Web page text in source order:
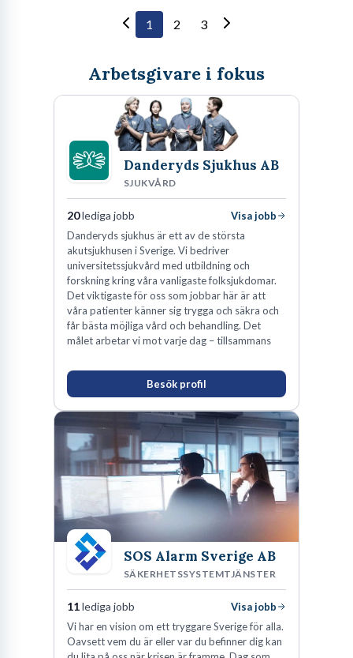
1 2 3
Arbetsgivare i fokus
Danderyds Sjukhus AB
SJUKVÅRD
20lediga jobb
Visa jobb
Danderyds sjukhus är ett av de största
akutsjukhusen i Sverige. Vi bedriver
universitetssjukvård med utbildning och
forskning kring våra vanligaste folksjukdomar.
Det viktigaste för oss som jobbar här är att
våra patienter känner sig trygga och säkra och
får bästa möjliga vård och behandling. Det
målet arbetar vi mot varje dag – tillsammans
Besök profil
SOS Alarm Sverige AB
SÄKERHETSSYSTEMTJÄNSTER
11lediga jobb
Visa jobb
Vi har en vision om ett tryggare Sverige för alla.
Oavsett vem du är eller var du befinner dig kan